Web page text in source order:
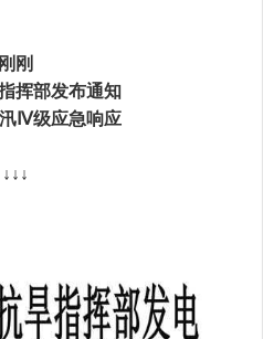
刚刚
挥部发布通知
Ⅳ级应急响应
↓↓↓